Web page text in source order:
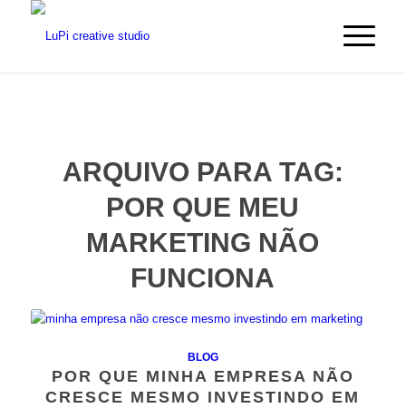
ARQUIVO PARA TAG:
POR QUE MEU
MARKETING NÃO
FUNCIONA
BLOG
POR QUE MINHA EMPRESA NÃO
CRESCE MESMO INVESTINDO EM